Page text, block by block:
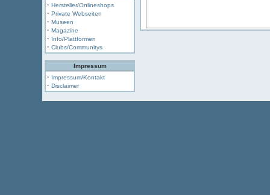
· Hersteller/Onlineshops
· Private Webseiten
· Museen
· Magazine
· Info/Plattformen
· Clubs/Communitys
Impressum
· Impressum/Kontakt
· Disclaimer